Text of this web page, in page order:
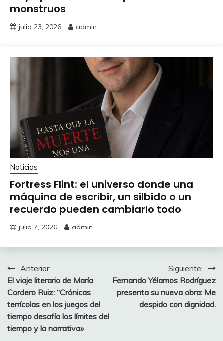
monstruos
julio 23, 2026 admin
Noticias
Fortress Flint: el universo donde una
máquina de escribir, un silbido o un
recuerdo pueden cambiarlo todo
julio 7, 2026 admin
Navegación
de
entradas
Anterior:
El viaje literario de María
Cordero Ruiz: “Crónicas
terrícolas en los juegos del
tiempo desafía los límites del
tiempo y la narrativa»
Siguiente:
Fernando Yélamos Rodríguez
presenta su nueva obra: Me
despido con dignidad.